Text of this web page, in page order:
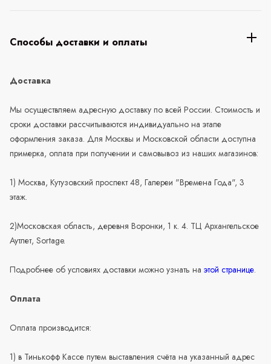
Способы доставки и оплаты
Доставка
Мы осуществляем адресную доставку по всей России. Стоимость и
сроки доставки рассчитываются индивидуально на этапе
оформления заказа. Для Москвы и Московской области доступна
примерка, оплата при получении и самовывоз из наших магазинов:
1) Москва, Кутузовский проспект 48, Галереи "Времена Года", 3
этаж.
2)Московская область, деревня Воронки, 1 к. 4. ТЦ Архангельское
Аутлет, Sortage.
Подробнее об условиях доставки можно узнать на этой странице.
Оплата
Оплата производится:
1) в Тинькофф Кассе путем выставления счёта на указанный адрес